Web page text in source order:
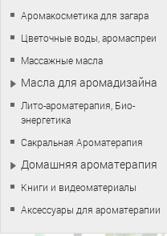
Аромакосметика для загара
Цветочные воды, аромаспреи
Массажные масла
Масла для аромадизайна
Лито-ароматерапия, Био-
энергетика
Сакральная Ароматерапия
Домашняя ароматерапия
Книги и видеоматериалы
Аксессуары для ароматерапии